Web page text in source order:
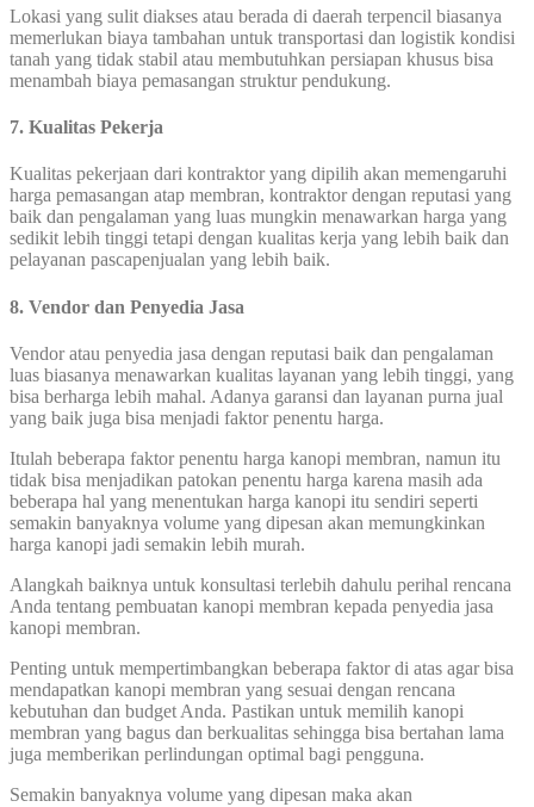
Lokasi yang sulit diakses atau berada di daerah terpencil biasanya
memerlukan biaya tambahan untuk transportasi dan logistik kondisi
tanah yang tidak stabil atau membutuhkan persiapan khusus bisa
menambah biaya pemasangan struktur pendukung.
7. Kualitas Pekerja
Kualitas pekerjaan dari kontraktor yang dipilih akan memengaruhi
harga pemasangan atap membran, kontraktor dengan reputasi yang
baik dan pengalaman yang luas mungkin menawarkan harga yang
sedikit lebih tinggi tetapi dengan kualitas kerja yang lebih baik dan
pelayanan pascapenjualan yang lebih baik.
8. Vendor dan Penyedia Jasa
Vendor atau penyedia jasa dengan reputasi baik dan pengalaman
luas biasanya menawarkan kualitas layanan yang lebih tinggi, yang
bisa berharga lebih mahal. Adanya garansi dan layanan purna jual
yang baik juga bisa menjadi faktor penentu harga.
Itulah beberapa faktor penentu harga kanopi membran, namun itu
tidak bisa menjadikan patokan penentu harga karena masih ada
beberapa hal yang menentukan harga kanopi itu sendiri seperti
semakin banyaknya volume yang dipesan akan memungkinkan
harga kanopi jadi semakin lebih murah.
Alangkah baiknya untuk konsultasi terlebih dahulu perihal rencana
Anda tentang pembuatan kanopi membran kepada penyedia jasa
kanopi membran.
Penting untuk mempertimbangkan beberapa faktor di atas agar bisa
mendapatkan kanopi membran yang sesuai dengan rencana
kebutuhan dan budget Anda. Pastikan untuk memilih kanopi
membran yang bagus dan berkualitas sehingga bisa bertahan lama
juga memberikan perlindungan optimal bagi pengguna.
Semakin banyaknya volume yang dipesan maka akan